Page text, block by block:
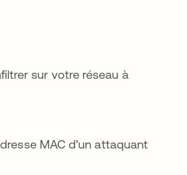
sur votre réseau à
MAC d’un attaquant